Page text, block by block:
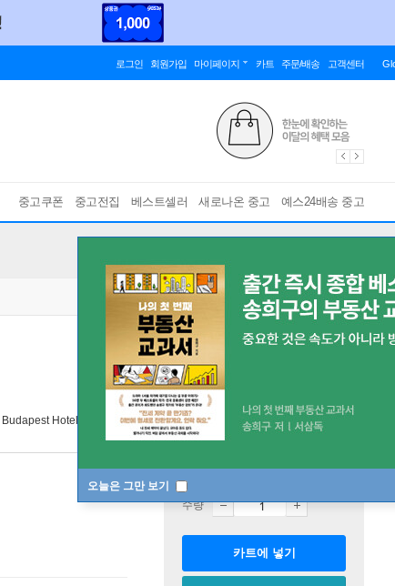
로그인 회원가입 마이페이지 카트 주문/배송 고객센터
중고쿠폰 중고전집 베스트셀러 새로나온 중고 예스24배송 중고
오늘은 그만 보기
Hotel: Wes Anderson Collection
수량
카트에 넣기